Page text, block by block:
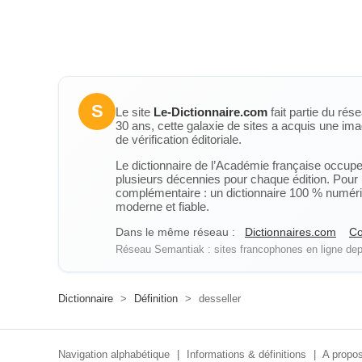
S Le site Le-Dictionnaire.com fait partie du
30 ans, cette galaxie de sites a acquis une
de vérification éditoriale.
Le dictionnaire de l’Académie française
plusieurs décennies pour chaque édition.
complémentaire : un dictionnaire 100 %
moderne et fiable.
Dans le même réseau : Dictionnaires.com
Réseau Semantiak : sites francophones en ligne
Dictionnaire > Définition > desseller
Navigation alphabétique Informations & définitions A